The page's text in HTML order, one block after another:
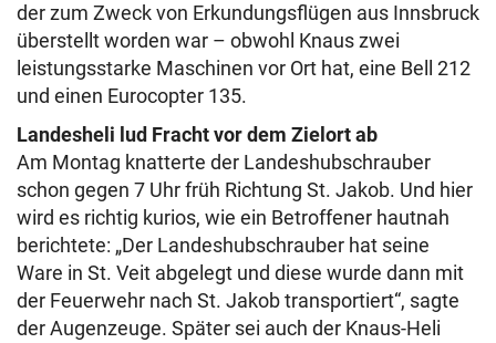
der zum Zweck von Erkundungsflügen aus Innsbruck
überstellt worden war – obwohl Knaus zwei
leistungsstarke Maschinen vor Ort hat, eine Bell 212
und einen Eurocopter 135.
Landesheli lud Fracht vor dem Zielort ab
Am Montag knatterte der Landeshubschrauber
schon gegen 7 Uhr früh Richtung St. Jakob. Und hier
wird es richtig kurios, wie ein Betroffener hautnah
berichtete: „Der Landeshubschrauber hat seine
Ware in St. Veit abgelegt und diese wurde dann mit
der Feuerwehr nach St. Jakob transportiert“, sagte
der Augenzeuge. Später sei auch der Knaus-Heli